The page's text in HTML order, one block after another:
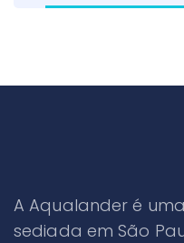
A Aqualander é
sediada em São